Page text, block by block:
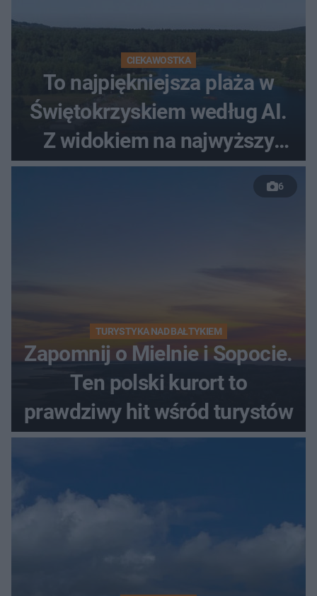
CIEKAWOSTKA
To najpiękniejsza plaża w
Świętokrzyskiem według AI.
Z widokiem na najwyższy
szczyt Gór Świętokrzyskich
6
TURYSTYKA NAD BAŁTYKIEM
Zapomnij o Mielnie i Sopocie.
Ten polski kurort to
prawdziwy hit wśród turystów